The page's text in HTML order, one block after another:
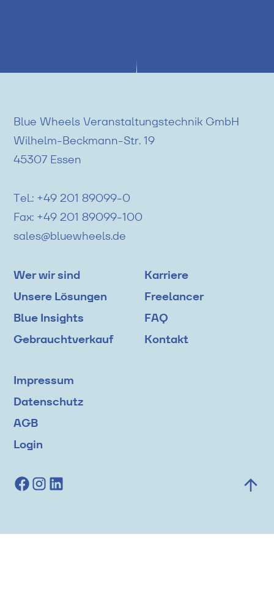
Blue Wheels Veranstaltungstechnik GmbH
Wilhelm-Beckmann-Str. 19
45307 Essen
Tel.: +49 201 89099-0
Fax: +49 201 89099-100
sales@bluewheels.de
Wer wir sind
Unsere Lösungen
Blue Insights
Gebrauchtverkauf
Karriere
Freelancer
FAQ
Kontakt
Impressum
Datenschutz
AGB
Login